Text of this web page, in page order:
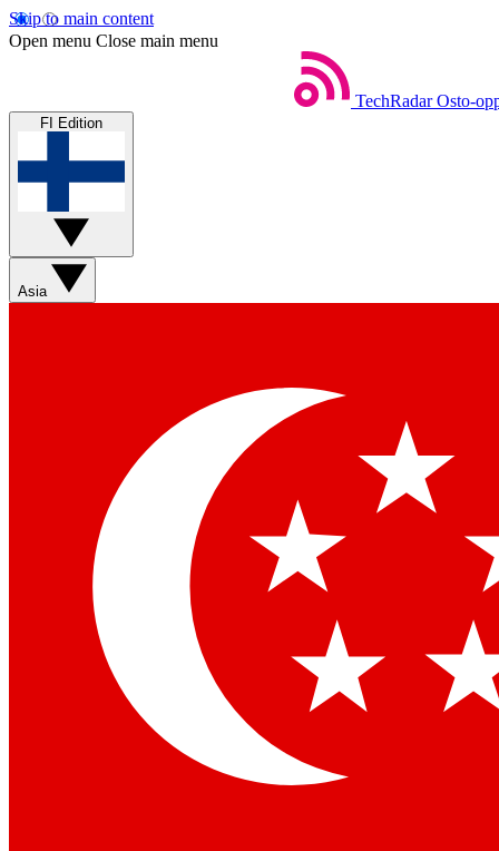
Skip to main content
Open menu Close main menu
TechRadar Osto-
FI Edition
Asia